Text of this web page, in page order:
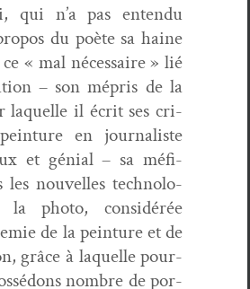
qui n’a pas enten­du
du poète sa haine
« mal néces­saire » lié
– son mépris de la
laque­lle il écrit ses cri­
en jour­nal­iste
et génial – sa méfi­
les nou­velles tech­nolo­
pho­to, con­sid­érée
de la pein­ture et de
grâce à laque­lle pour­
nom­bre de por­